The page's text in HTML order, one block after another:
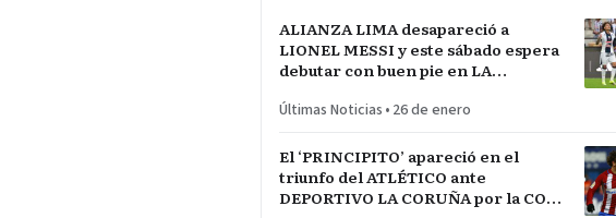
ALIANZA LIMA desapareció a
LIONEL MESSI y este sábado espera
debutar con buen pie en LA
Últimas Noticias • 26 de enero
El ‘PRINCIPITO’ apareció en el
triunfo del ATLÉTICO ante
DEPORTIVO LA CORUÑA por la COPA